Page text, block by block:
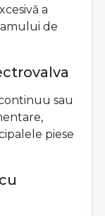
a
de
sau
piese